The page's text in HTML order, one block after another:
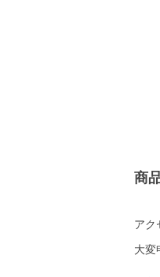
商
アク
大変